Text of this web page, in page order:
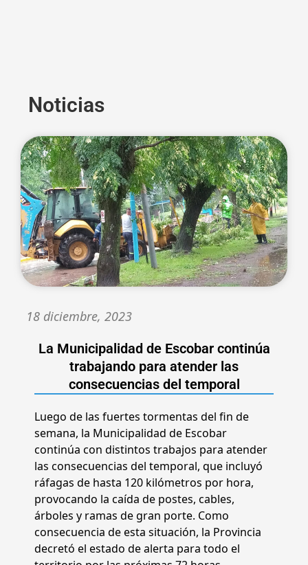
Noticias
18 diciembre, 2023
La Municipalidad de Escobar continúa
trabajando para atender las
consecuencias del temporal
Luego de las fuertes tormentas del fin de
semana, la Municipalidad de Escobar
continúa con distintos trabajos para atender
las consecuencias del temporal, que incluyó
ráfagas de hasta 120 kilómetros por hora,
provocando la caída de postes, cables,
árboles y ramas de gran porte. Como
consecuencia de esta situación, la Provincia
decretó el estado de alerta para todo el